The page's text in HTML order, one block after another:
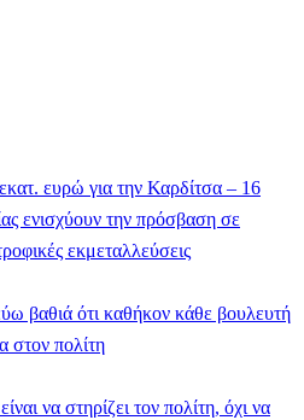
ευρώ για την Καρδίτσα – 16
ενισχύουν την πρόσβαση σε
εκμεταλλεύσεις
βαθιά ότι καθήκον κάθε βουλευτή
στον πολίτη
να στηρίζει τον πολίτη, όχι να